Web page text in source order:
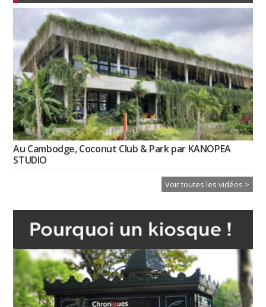
Au Cambodge, Coconut Club & Park par KANOPEA
STUDIO
Voir toutes les vidéos >